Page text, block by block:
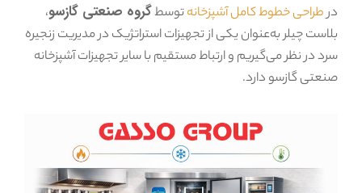
درطراحی خطوط کامل آشپزخانهتوسطگروه صنعتی گازسو،
بلاست چیلر به‌عنوان یکی از تجهیزات استراتژیک در مدیریت زنجیره
سرد در نظر می‌گیریم و ارتباط مستقیم با سایر تجهیزات آشپزخانه
صنعتی گازسو دارد.